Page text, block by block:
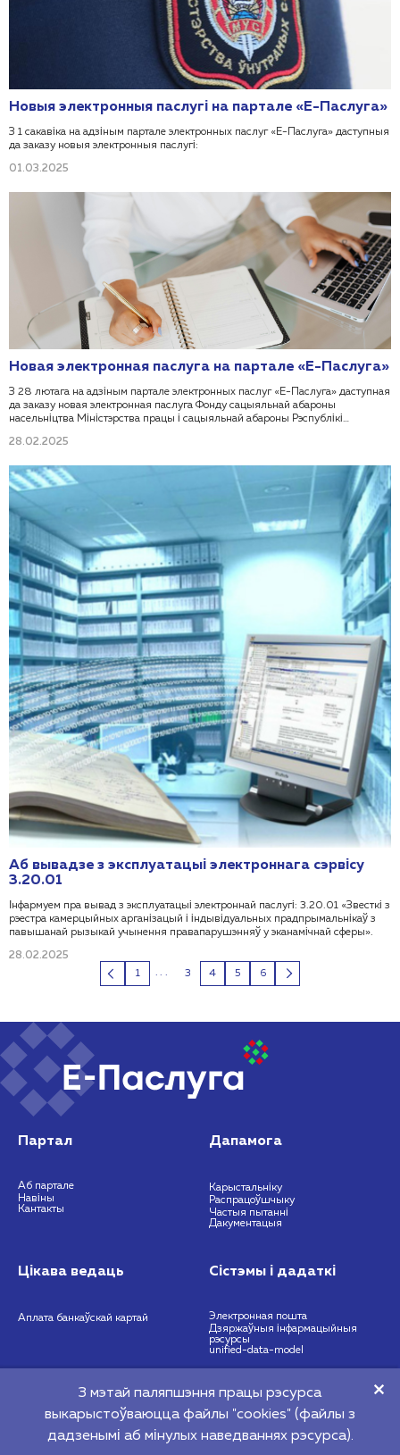
Новыя электронныя паслугі на партале «Е-Паслуга»
З 1 сакавіка на адзіным партале электронных паслуг «Е-Паслуга» даступныя
да заказу новыя электронныя паслугі:
01.03.2025
Новая электронная паслуга на партале «Е-Паслуга»
З 28 лютага на адзіным партале электронных паслуг «Е-Паслуга» даступная
да заказу новая электронная паслуга Фонду сацыяльнай абароны
насельніцтва Міністэрства працы і сацыяльнай абароны Рэспублікі
28.02.2025
Аб вывадзе з эксплуатацыі электроннага сэрвісу
3.20.01
Інфармуем пра вывад з эксплуатацыі электроннай паслугі: 3.20.01 «Звесткі з
рэестра камерцыйных арганізацый і індывідуальных прадпрымальнікаў з
павышанай рызыкай учынення правапарушэнняў у эканамічнай сферы».
28.02.2025
1
... 3 4 5 6
Партал
Аб партале
Навіны
Кантакты
Дапамога
Карыстальніку
Распрацоўшчыку
Частыя пытанні
Дакументацыя
Цікава ведаць
Аплата банкаўскай картай
Сістэмы і дадаткі
Электронная пошта
Дзяржаўныя інфармацыйныя
рэсурсы
unified-data-model
©2026 Рэспубліканскае унітарнае прадпрыемства "Нацыянальны цэнтр
электронных паслуг" 220140 г. Мінск, вул. Прытыцкага, 64
https://nces.by
З мэтай паляпшэння працы рэсурса
выкарыстоўваюцца файлы "cookies" (файлы з
дадзенымі аб мінулых наведваннях рэсурса).